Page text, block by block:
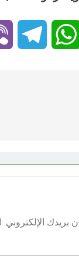
Twitter
WhatsApp
بريدك الإلكتروني.